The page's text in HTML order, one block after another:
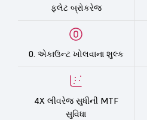
ફ્લેટ બ્રોકરેજ
0. એકાઉન્ટ ખોલવાના શુલ્ક
4X લીવરેજ સુધીની MTF
સુવિધા